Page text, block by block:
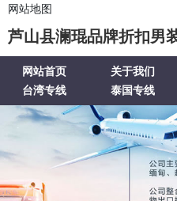
网站地图
芦山县澜琨品牌折扣男
网站首页 关于我们
台湾专线
泰国专线